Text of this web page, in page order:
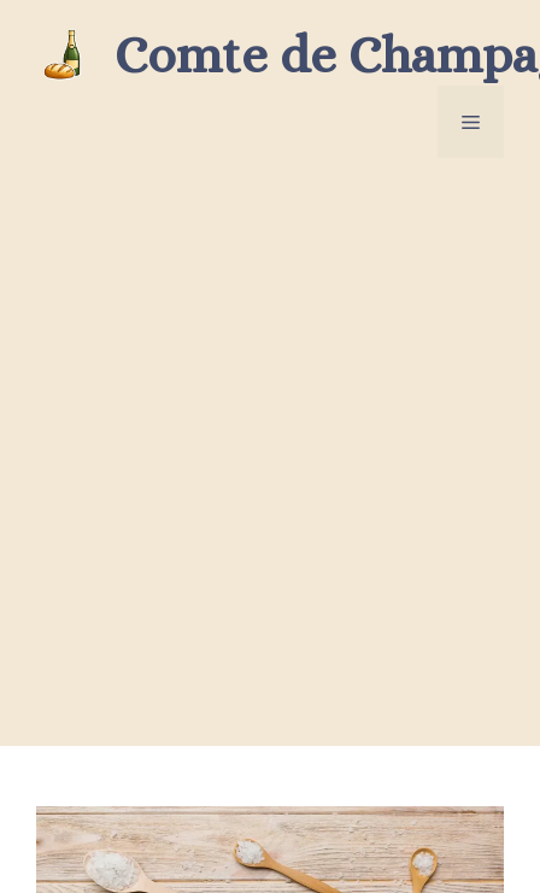
contenu
Comte de
Menu